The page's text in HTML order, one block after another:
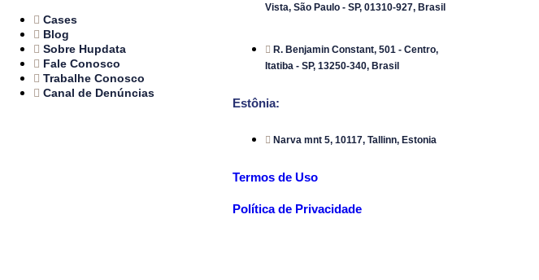
Cases
Blog
Sobre Hupdata
Fale Conosco
Trabalhe Conosco
Canal de Denúncias
Vista, São Paulo - SP, 01310-927, Brasil
R. Benjamin Constant, 501 - Centro,
Itatiba - SP, 13250-340, Brasil
Estônia:
Narva mnt 5, 10117, Tallinn, Estonia
Termos de Uso
Política de Privacidade